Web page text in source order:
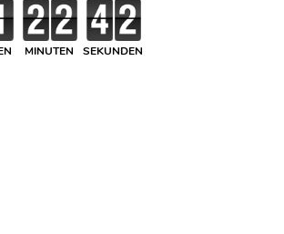
MINUTEN SEKUNDEN